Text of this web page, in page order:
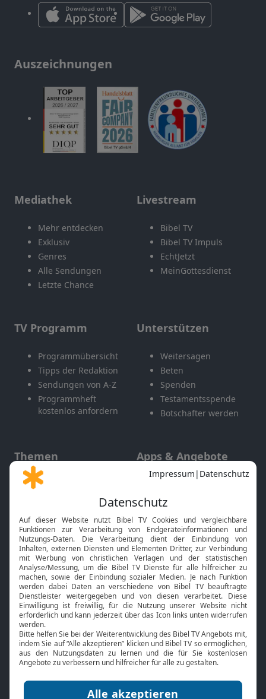
Auszeichnungen
Mediathek
Mehr entdecken
Exklusiv
Genres
Alle Sendungen
Letzte Chance
Livestream
Bibel TV
Bibel TV Impuls
EchtJetzt
MeinGottesdienst
TV Programm
Programmübersicht
Tipps der Redaktion
Sendungen von A-Z
Programmheft
kostenlos anfordern
Unterstützen
Weitersagen
Beten
Spenden
Testamentsspende
Botschafter werden
Themen
Gott und Bibel erklärt
Neuigkeiten
Apps & Angebote
Mobile App
Smart TV
HbbTV
Bibelthek Online-Bibel
Nächster Gottesdienst
Bibel TV
Über uns
Jobs
Mediadaten
Service
Kontakt
TV-Empfang